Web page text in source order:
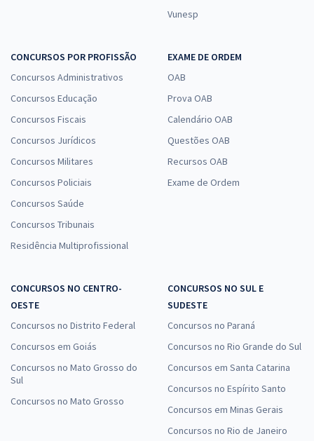
Vunesp
CONCURSOS POR PROFISSÃO
Concursos Administrativos
Concursos Educação
Concursos Fiscais
Concursos Jurídicos
Concursos Militares
Concursos Policiais
Concursos Saúde
Concursos Tribunais
Residência Multiprofissional
EXAME DE ORDEM
OAB
Prova OAB
Calendário OAB
Questões OAB
Recursos OAB
Exame de Ordem
CONCURSOS NO CENTRO-
OESTE
Concursos no Distrito Federal
Concursos em Goiás
Concursos no Mato Grosso do
Sul
Concursos no Mato Grosso
CONCURSOS NO SUL E
SUDESTE
Concursos no Paraná
Concursos no Rio Grande do Sul
Concursos em Santa Catarina
Concursos no Espírito Santo
Concursos em Minas Gerais
Concursos no Rio de Janeiro